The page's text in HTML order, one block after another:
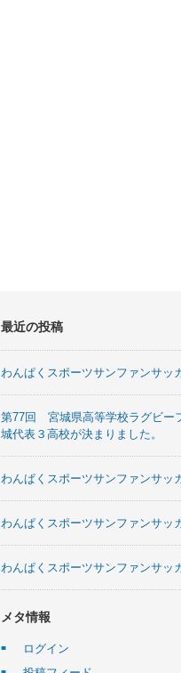
最近の投稿
わんぱくスポーツサンファンサッ
第77回 宮城県高等学校ラグビー
城代表３高校が決まりました。
わんぱくスポーツサンファンサッ
わんぱくスポーツサンファンサッ
わんぱくスポーツサンファンサッ
メタ情報
ログイン